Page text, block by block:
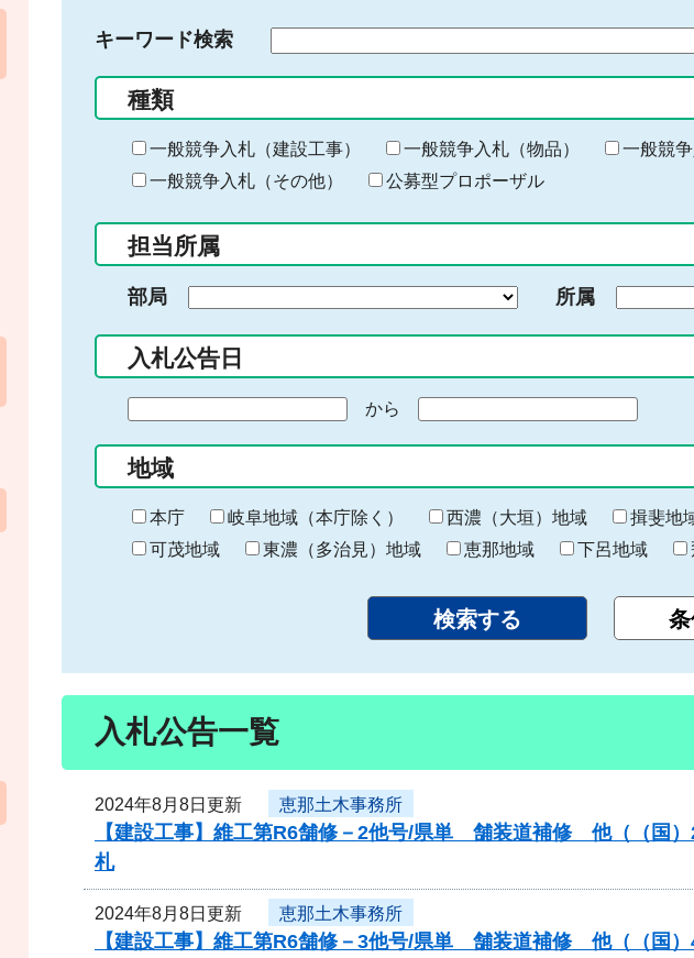
キーワード検索
る
キ
ー
ー
入
力
種類
一般競争入札（建設工事） 一般競争入札（物品）
一般競
一般競争入札（その他）
公募型プロポーザル
担当所属
部局 所属
入札公告日
の
始
ま
り
から
終
わ
り
地域
本庁 岐阜地域（本庁除く） 西濃（大垣）地域 揖斐地
可茂地域
東濃（多治見）地域 恵那地域 下呂地域
入札公告一覧
2024年8月8日更新 恵那土木事務所
【建設工事】維工第R6舗修－2他号/県単 舗装道補修 他（（国
札
2024年8月8日更新 恵那土木事務所
【建設工事】維工第R6舗修－3他号/県単 舗装道補修 他（（国